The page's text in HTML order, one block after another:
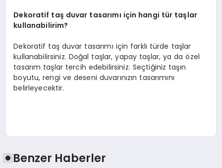
Dekoratif taş duvar tasarımı için hangi tür taşlar
kullanabilirim?
Dekoratif taş duvar tasarımı için farklı türde taşlar
kullanabilirsiniz. Doğal taşlar, yapay taşlar, ya da özel
tasarım taşlar tercih edebilirsiniz. Seçtiğiniz taşın
boyutu, rengi ve deseni duvarınızın tasarımını
belirleyecektir.
Benzer Haberler